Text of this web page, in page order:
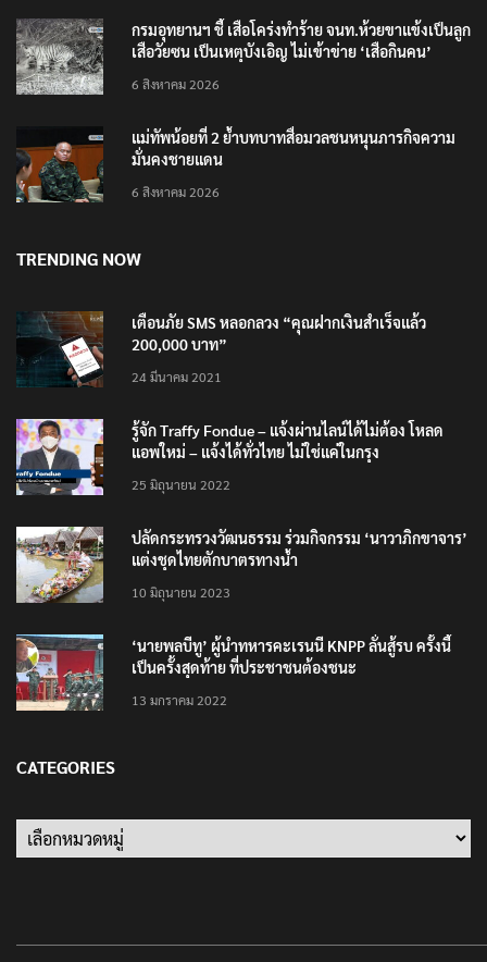
กรมอุทยานฯ ชี้ เสือโคร่งทำร้าย จนท.ห้วยขาแข้งเป็นลูก
เสือวัยซน เป็นเหตุบังเอิญ ไม่เข้าข่าย ‘เสือกินคน’
6 สิงหาคม 2026
แม่ทัพน้อยที่ 2 ย้ำบทบาทสื่อมวลชนหนุนภารกิจความ
มั่นคงชายแดน
6 สิงหาคม 2026
TRENDING NOW
เตือนภัย SMS หลอกลวง “คุณฝากเงินสำเร็จแล้ว
200,000 บาท”
24 มีนาคม 2021
รู้จัก Traffy Fondue – แจ้งผ่านไลน์ได้ไม่ต้อง โหลด
แอพใหม่ – แจ้งได้ทั่วไทย ไม่ใช่แค่ในกรุง
25 มิถุนายน 2022
ปลัดกระทรวงวัฒนธรรม ร่วมกิจกรรม ‘นาวาภิกขาจาร’
แต่งชุดไทยตักบาตรทางน้ำ
10 มิถุนายน 2023
‘นายพลบีทู’ ผู้นำทหารคะเรนนี KNPP ลั่นสู้รบ ครั้งนี้
เป็นครั้งสุดท้าย ที่ประชาชนต้องชนะ
13 มกราคม 2022
CATEGORIES